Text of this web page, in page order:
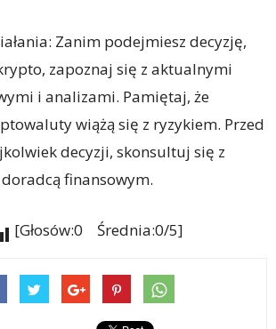
Zanim podejmiesz decyzję,
zapoznaj się z aktualnymi
i analizami. Pamiętaj, że
wiążą się z ryzykiem. Przed
decyzji, skonsultuj się z
finansowym.
[Głosów:0 Średnia:0/5]